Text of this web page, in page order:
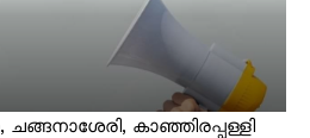
കാഞ്ഞിരപ്പള്ളി